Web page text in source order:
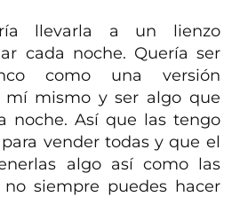
llevarla a un lienzo
cada noche. Quería ser
como una versión
mí mismo y ser algo que
noche. Así que las tengo
vender todas y que el
algo así como las
siempre puedes hacer